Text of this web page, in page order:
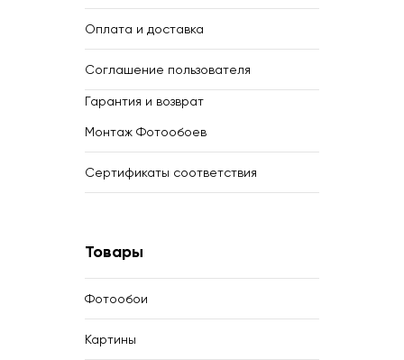
Оплата и доставка
Соглашение пользователя
Гарантия и возврат
Монтаж Фотообоев
Сертификаты соответствия
Товары
Фотообои
Картины